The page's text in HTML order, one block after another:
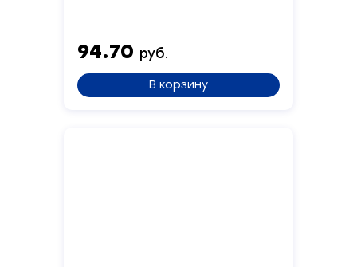
94.70 руб.
В корзину